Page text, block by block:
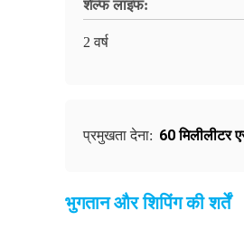
शेल्फ लाइफ:
2 वर्ष
प्रमुखता देना: 60 मिलीलीटर
भुगतान और शिपिंग की शर्तें